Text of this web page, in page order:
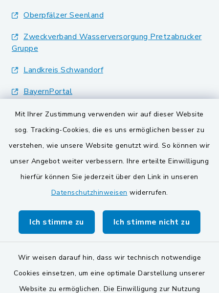
Mit Ihrer Zustimmung verwenden wir auf dieser Website
sog. Tracking-Cookies, die es uns ermöglichen besser zu
verstehen, wie unsere Website genutzt wird. So können wir
unser Angebot weiter verbessern. Ihre erteilte Einwilligung
hierfür können Sie jederzeit über den Link in unseren
Datenschutzhinweisen widerrufen.
Ich stimme zu Ich stimme nicht zu
Wir weisen darauf hin, dass wir technisch notwendige
Cookies einsetzen, um eine optimale Darstellung unserer
Website zu ermöglichen. Die Einwilligung zur Nutzung
Oberpfälzer Seenland
Zweckverband Wasserversorgung Pretzabrucker
Gruppe
Landkreis Schwandorf
BayernPortal
VG und Gemeinden
Gemeinde Schwarzach bei Nabburg
Gemeinde Stulln